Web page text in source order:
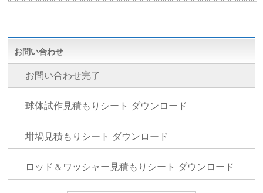
お問い合わせ
お問い合わせ完了
球体試作見積もりシート ダウンロード
坩堝見積もりシート ダウンロード
ロッド＆ワッシャー見積もりシート ダウンロード